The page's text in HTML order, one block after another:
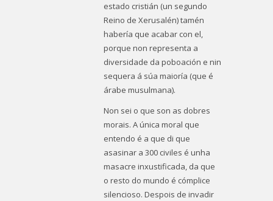
estado cristián (un segundo
Reino de Xerusalén) tamén
habería que acabar con el,
porque non representa a
diversidade da poboación e nin
sequera á súa maioría (que é
árabe musulmana).
Non sei o que son as dobres
morais. A única moral que
entendo é a que di que
asasinar a 300 civiles é unha
masacre inxustificada, da que
o resto do mundo é cómplice
silencioso. Despois de invadir